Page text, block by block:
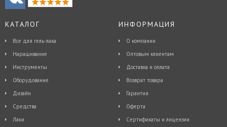
КАТАЛОГ
Все для гель-лака
Наращивание
Инструменты
Оборудование
Дизайн
Средства
Лаки
ИНФОРМАЦИЯ
О компании
Оптовым клиентам
Доставка и оплата
Возврат товара
Гарантия
Оферта
Сертификаты и лицензии